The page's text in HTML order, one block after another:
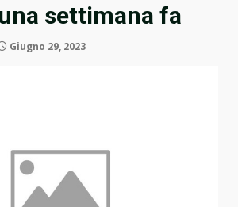
settimana fa
Giugno 29, 2023